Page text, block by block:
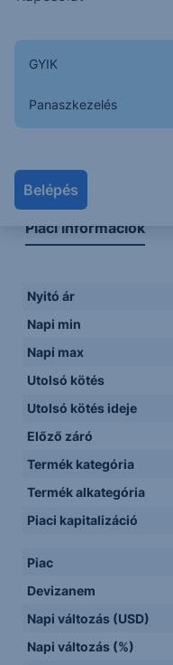
GYIK
Panaszkezelés
Belépés
Napon belüli Historikus
Piaci információk
Nyitó ár
Napi min
Napi max
Utolsó kötés
Utolsó kötés ideje
Előző záró
Termék kategória
Termék alkategória
Piaci kapitalizáció
Piac
Devizanem
Napi változás (USD)
Napi változás (%)